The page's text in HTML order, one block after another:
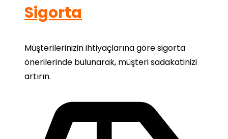
Sigorta
Müşterilerinizin ihtiyaçlarına göre sigorta
önerilerinde bulunarak, müşteri sadakatinizi
artırın.